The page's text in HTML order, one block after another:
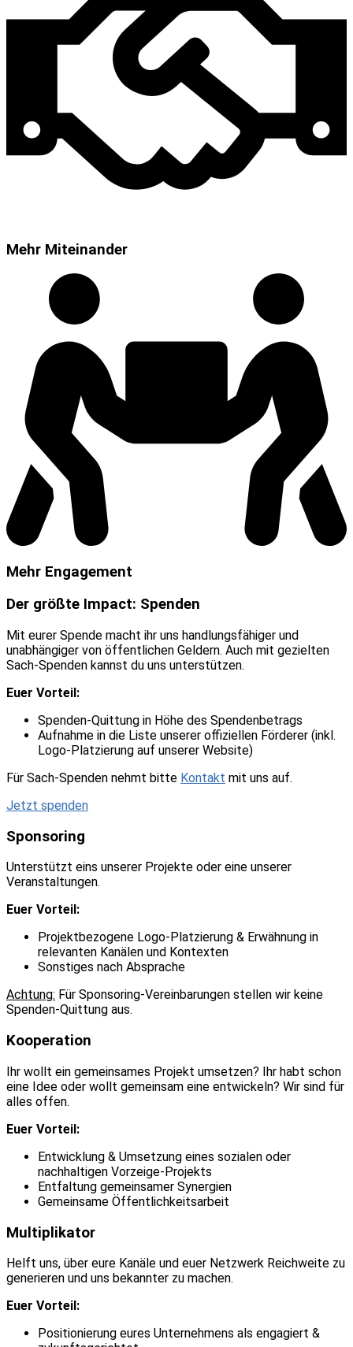
Mehr Miteinander
Mehr Engagement
Der größte Impact: Spenden
Mit eurer Spende macht ihr uns handlungsfähiger und
unabhängiger von öffentlichen Geldern. Auch mit gezielten
Sach-Spenden kannst du uns unterstützen.
Euer Vorteil:
Spenden-Quittung in Höhe des Spendenbetrags
Aufnahme in die Liste unserer offiziellen Förderer (inkl.
Logo-Platzierung auf unserer Website)
Für Sach-Spenden nehmt bitte Kontakt mit uns auf.
Jetzt spenden
Sponsoring
Unterstützt eins unserer Projekte oder eine unserer
Veranstaltungen.
Euer Vorteil:
Projektbezogene Logo-Platzierung & Erwähnung in
relevanten Kanälen und Kontexten
Sonstiges nach Absprache
Achtung: Für Sponsoring-Vereinbarungen stellen wir keine
Spenden-Quittung aus.
Kooperation
Ihr wollt ein gemeinsames Projekt umsetzen? Ihr habt schon
eine Idee oder wollt gemeinsam eine entwickeln? Wir sind für
alles offen.
Euer Vorteil:
Entwicklung & Umsetzung eines sozialen oder
nachhaltigen Vorzeige-Projekts
Entfaltung gemeinsamer Synergien
Gemeinsame Öffentlichkeitsarbeit
Multiplikator
Helft uns, über eure Kanäle und euer Netzwerk Reichweite zu
generieren und uns bekannter zu machen.
Euer Vorteil:
Positionierung eures Unternehmens als engagiert &